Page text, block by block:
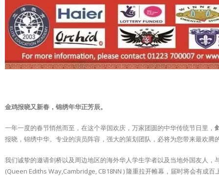
金鸡报晓又新春，锦绣年华正芳辰。
一年一度的春节悄然而至，在这个举国欢庆，万家团圆的中华传统节日里，
报晓，锦绣中华。专业的演员阵容，强大的策划团队，必将为您带来最欢
我们诚挚的邀请剑桥以及周边地区的海外华人学生学者以及当地外国友人
(Queen Ediths Way,Cambridge, CB18NN ) 隆重拉开帷幕，届时将会有成